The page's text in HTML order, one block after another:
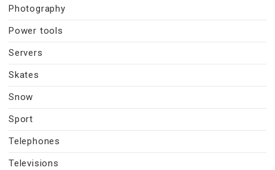
Photography
Power tools
Servers
Skates
Snow
Sport
Telephones
Televisions